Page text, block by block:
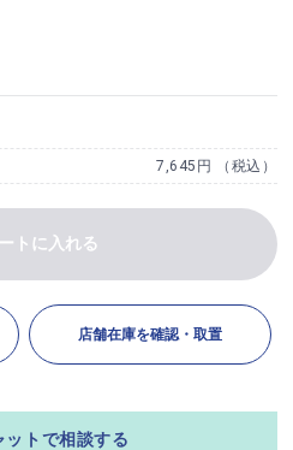
7,645円 （税込）
トに入れる
店舗在庫を確認・取置
ットで相談する